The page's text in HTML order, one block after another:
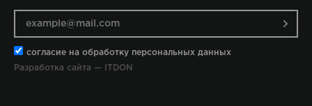
согласие на обработку персональных данных
Разработка сайта — ITDON